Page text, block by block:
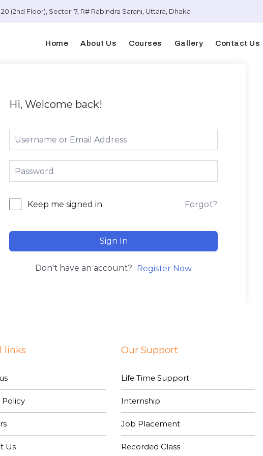
(2nd Floor), Sector: 7, R# Rabindra Sarani, Uttara, Dhaka
Home About Us Courses Gallery Contact Us
Hi, Welcome back!
Keep me signed in Forgot?
Sign In
Don't have an account? Register Now
links
Policy
Us
Our Support
Life Time Support
Internship
Job Placement
Recorded Class